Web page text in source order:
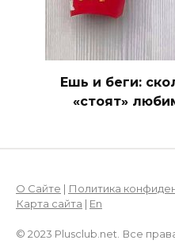
Ешь и беги:
«стоят»
О Сайте | Политика
Карта сайта | En
© 2023 Plusclub.net. Все